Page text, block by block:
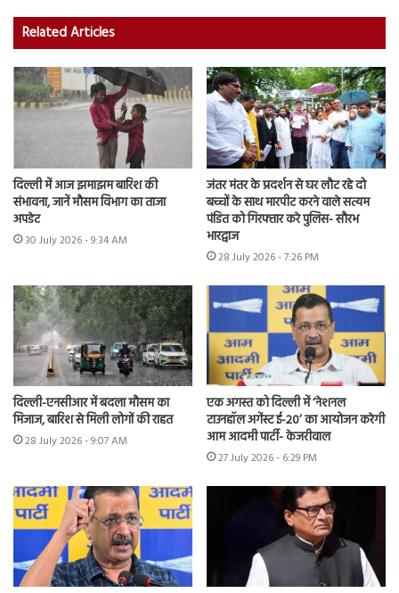
Related Articles
दिल्ली में आज झमाझम बारिश की
संभावना, जानें मौसम विभाग का ताजा
अपडेट
30 July 2026 - 9:34 AM
जंतर मंतर के प्रदर्शन से घर लौट रहे दो
बच्चों के साथ मारपीट करने वाले सत्यम
पंडित को गिरफ्तार करे पुलिस- सौरभ
भारद्वाज
28 July 2026 - 7:26 PM
दिल्ली-एनसीआर में बदला मौसम का
मिजाज, बारिश से मिली लोगों की राहत
28 July 2026 - 9:07 AM
एक अगस्त को दिल्ली में ‘नेशनल
टाउनहॉल अगेंस्ट ई-20’ का आयोजन करेगी
आम आदमी पार्टी- केजरीवाल
27 July 2026 - 6:29 PM